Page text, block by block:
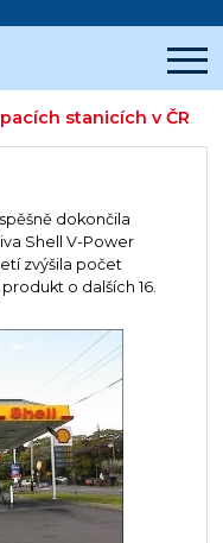
stanicích v ČR
dokončila
Shell V-Power
zvýšila počet
o dalších 16.